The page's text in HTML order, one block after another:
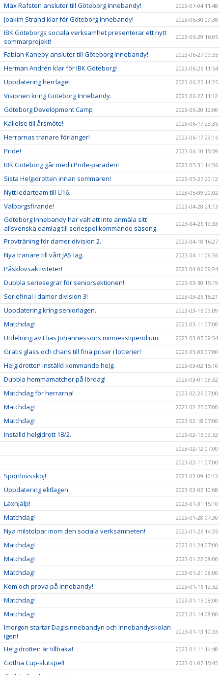
Max Rafsten ansluter till Göteborg Innebandy! 2023-07-04 11:48
Joakim Strand klar för Göteborg Innebandy! 2023-06-30 09:38
IBK Göteborgs sociala verksamhet presenterar ett nytt
sommarprojekt!
2023-06-29 16:05
Fabian Kaneby ansluter till Göteborg Innebandy! 2023-06-27 09:55
Herman Andrén klar för IBK Göteborg! 2023-06-26 11:54
Uppdatering herrlaget. 2023-06-25 11:25
Visionen kring Göteborg Innebandy. 2023-06-22 11:12
Göteborg Development Camp 2023-06-20 12:00
Kallelse till årsmöte! 2023-06-17 23:35
Herrarnas tränare förlänger! 2023-06-17 23:16
Pride! 2023-06-10 15:39
IBK Göteborg går med i Pride-paraden! 2023-05-31 14:36
Sista Helgidrotten innan sommaren! 2023-05-27 20:12
Nytt ledarteam till U16. 2023-05-09 20:02
Valborgsfirande! 2023-04-28 21:13
Göteborg Innebandy har valt att inte anmäla sitt
allsvenska damlag till seriespel kommande säsong
2023-04-26 19:33
Provträning för damer division 2. 2023-04-18 16:27
Nya tränare till vårt JAS lag. 2023-04-11 09:36
Påsklovsaktiviteter! 2023-04-06 09:24
Dubbla seriesegrar för seniorsektionen! 2023-03-30 15:19
Seriefinal i damer division 3! 2023-03-26 15:21
Uppdatering kring seniorlagen. 2023-03-16 09:09
Matchdag! 2023-03-11 07:00
Utdelning av Elias Johannessons minnesstipendium. 2023-03-07 09:34
Gratis glass och chans till fina priser i lotterier! 2023-03-03 07:00
Helgidrotten inställd kommande helg. 2023-03-02 15:10
Dubbla hemmamatcher på lördag! 2023-03-01 08:32
Matchdag för herrarna! 2023-02-26 07:00
Matchdag! 2023-02-25 07:00
Matchdag! 2023-02-18 07:00
Inställd helgidrott 18/2.
2023-02-16 09:52
2023-02-12 07:00
2023-02-11 07:00
Sportlovsskoj! 2023-02-09 10:13
Uppdatering elitlagen. 2023-02-02 10:08
Läxhjälp! 2023-01-31 15:10
Matchdag! 2023-01-28 07:30
Nya milstolpar inom den sociala verksamheten! 2023-01-26 14:35
Matchdag! 2023-01-24 07:00
Matchdag! 2023-01-22 08:00
Matchdag! 2023-01-21 08:00
Kom och prova på innebandy! 2023-01-16 12:52
Matchdag! 2023-01-15 08:00
Matchdag! 2023-01-14 08:00
Imorgon startar Dagisinnebandyn och Innebandyskolan
igen!
2023-01-13 10:33
Helgidrotten är tillbaka! 2023-01-11 14:48
Gothia Cup-slutspel! 2023-01-07 15:45